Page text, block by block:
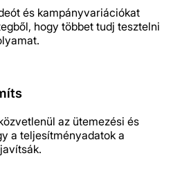
és kampányvariációkat
hogy többet tudj tesztelni
az ütemezési és
a teljesítményadatok a